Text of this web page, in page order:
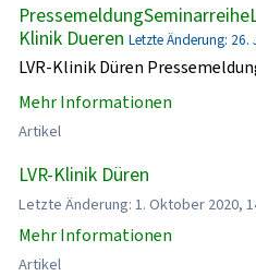
Klinik Dueren Letzte Änderung: 26.
LVR-Klinik Düren
Mehr Informationen
Artikel
LVR-Klinik Düren
Letzte Änderung: 1. Oktober 2020,
Mehr Informationen
Artikel